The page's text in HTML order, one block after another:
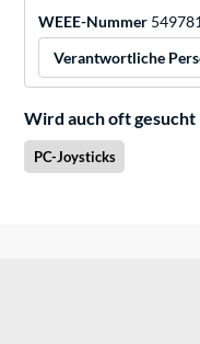
WEEE-Nummer
Verantwortliche
Wird auch oft gesucht
PC-Joysticks